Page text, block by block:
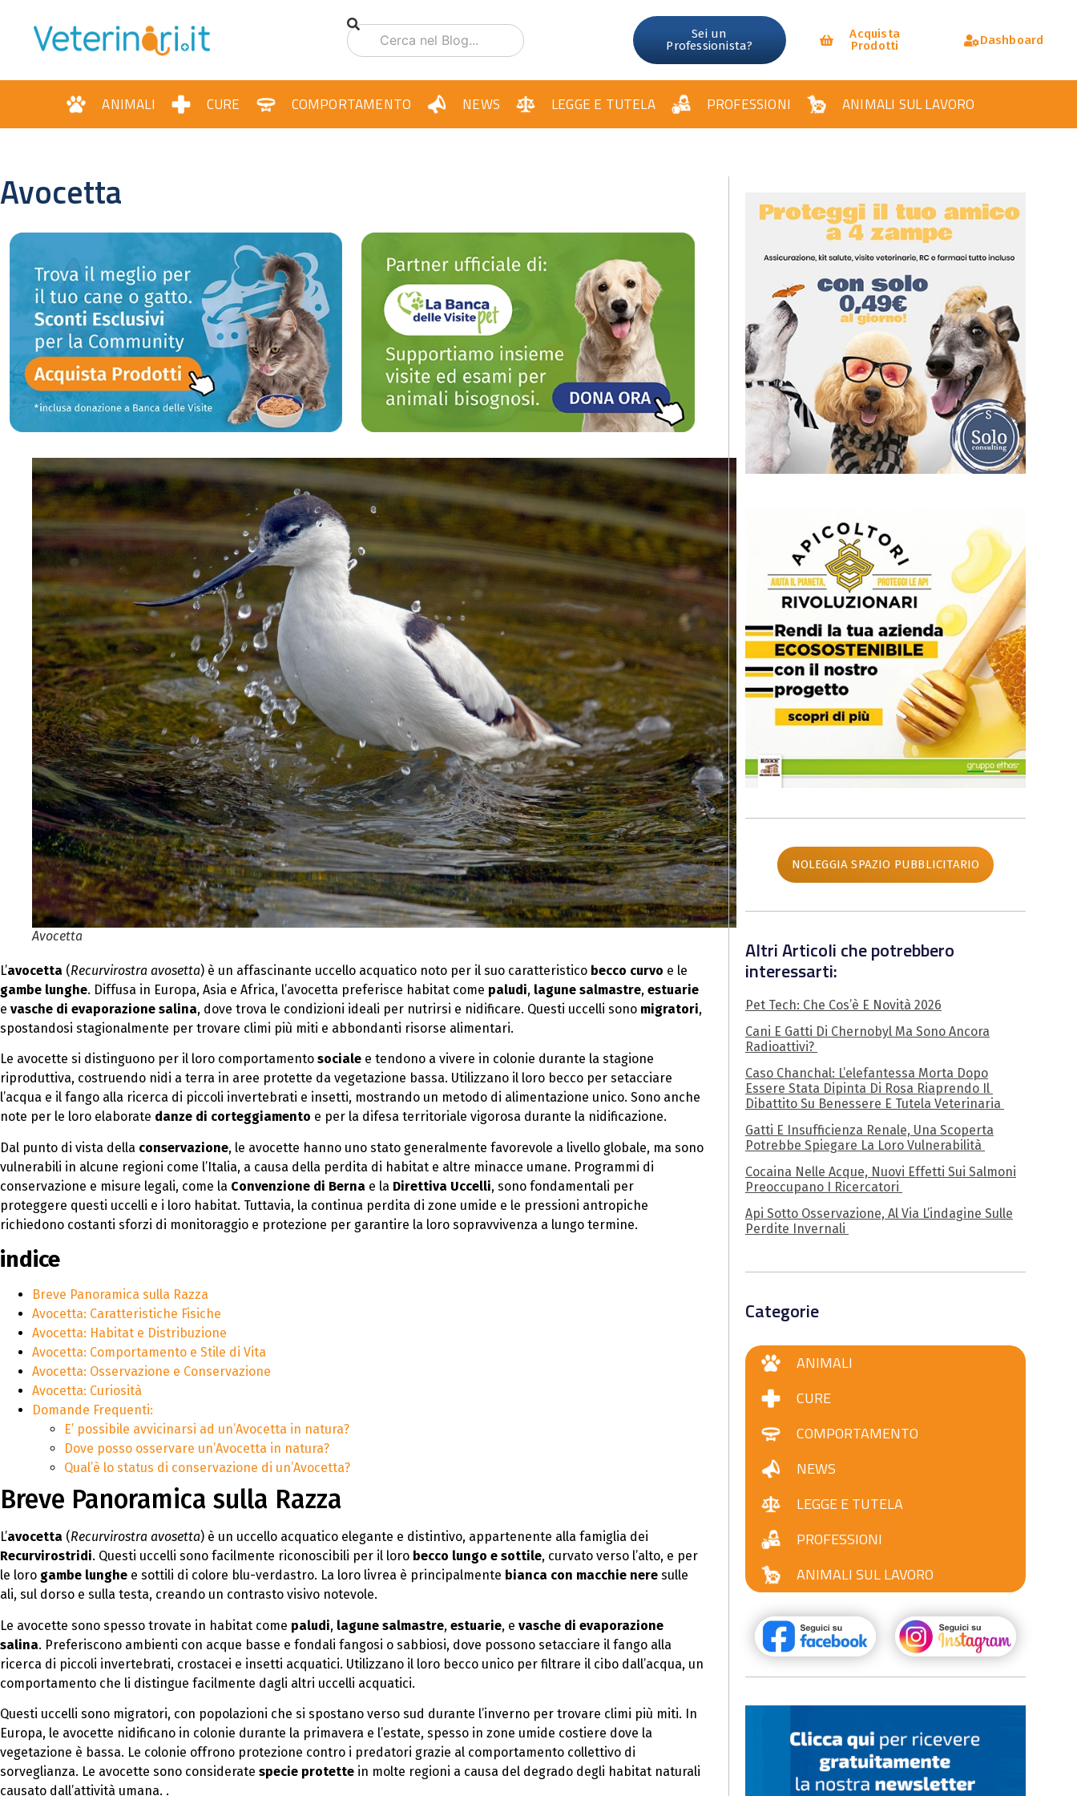
Sei un
Professionista?
Acquista
Prodotti
Dashboard
ANIMALI CURE COMPORTAMENTO NEWS LEGGE E TUTELA PROFESSIONI ANIMALI SUL LAVORO
Avocetta
Avocetta
L’avocetta (Recurvirostra avosetta) è un affascinante uccello acquatico noto per il suo caratteristico becco curvo e le
gambe lunghe. Diffusa in Europa, Asia e Africa, l’avocetta preferisce habitat come paludi, lagune salmastre, estuarie
e vasche di evaporazione salina, dove trova le condizioni ideali per nutrirsi e nidificare. Questi uccelli sono migratori,
spostandosi stagionalmente per trovare climi più miti e abbondanti risorse alimentari.
Le avocette si distinguono per il loro comportamento sociale e tendono a vivere in colonie durante la stagione
riproduttiva, costruendo nidi a terra in aree protette da vegetazione bassa. Utilizzano il loro becco per setacciare
l’acqua e il fango alla ricerca di piccoli invertebrati e insetti, mostrando un metodo di alimentazione unico. Sono anche
note per le loro elaborate danze di corteggiamento e per la difesa territoriale vigorosa durante la nidificazione.
Dal punto di vista della conservazione, le avocette hanno uno stato generalmente favorevole a livello globale, ma sono
vulnerabili in alcune regioni come l’Italia, a causa della perdita di habitat e altre minacce umane. Programmi di
conservazione e misure legali, come la Convenzione di Berna e la Direttiva Uccelli, sono fondamentali per
proteggere questi uccelli e i loro habitat. Tuttavia, la continua perdita di zone umide e le pressioni antropiche
richiedono costanti sforzi di monitoraggio e protezione per garantire la loro sopravvivenza a lungo termine.
indice
Breve Panoramica sulla Razza
Avocetta: Caratteristiche Fisiche
Avocetta: Habitat e Distribuzione
Avocetta: Comportamento e Stile di Vita
Avocetta: Osservazione e Conservazione
Avocetta: Curiosità
Domande Frequenti:
E’ possibile avvicinarsi ad un’Avocetta in natura?
Dove posso osservare un’Avocetta in natura?
Qual’è lo status di conservazione di un’Avocetta?
Breve Panoramica sulla Razza
L’avocetta (Recurvirostra avosetta) è un uccello acquatico elegante e distintivo, appartenente alla famiglia dei
Recurvirostridi. Questi uccelli sono facilmente riconoscibili per il loro becco lungo e sottile, curvato verso l’alto, e per
le loro gambe lunghe e sottili di colore blu-verdastro. La loro livrea è principalmente bianca con macchie nere sulle
ali, sul dorso e sulla testa, creando un contrasto visivo notevole.
Le avocette sono spesso trovate in habitat come paludi, lagune salmastre, estuarie, e vasche di evaporazione
salina. Preferiscono ambienti con acque basse e fondali fangosi o sabbiosi, dove possono setacciare il fango alla
ricerca di piccoli invertebrati, crostacei e insetti acquatici. Utilizzano il loro becco unico per filtrare il cibo dall’acqua, un
comportamento che li distingue facilmente dagli altri uccelli acquatici.
Questi uccelli sono migratori, con popolazioni che si spostano verso sud durante l’inverno per trovare climi più miti. In
Europa, le avocette nidificano in colonie durante la primavera e l’estate, spesso in zone umide costiere dove la
vegetazione è bassa. Le colonie offrono protezione contro i predatori grazie al comportamento collettivo di
sorveglianza. Le avocette sono considerate specie protette in molte regioni a causa del degrado degli habitat naturali
causato dall’attività umana. .
NOLEGGIA SPAZIO PUBBLICITARIO
Altri Articoli che potrebbero
interessarti:
Pet Tech: Che Cos’è E Novità 2026
Cani E Gatti Di Chernobyl Ma Sono Ancora
Radioattivi?
Caso Chanchal: L’elefantessa Morta Dopo
Essere Stata Dipinta Di Rosa Riaprendo Il
Dibattito Su Benessere E Tutela Veterinaria
Gatti E Insufficienza Renale, Una Scoperta
Potrebbe Spiegare La Loro Vulnerabilità
Cocaina Nelle Acque, Nuovi Effetti Sui Salmoni
Preoccupano I Ricercatori
Api Sotto Osservazione, Al Via L’indagine Sulle
Perdite Invernali
Categorie
ANIMALI
CURE
COMPORTAMENTO
NEWS
LEGGE E TUTELA
PROFESSIONI
ANIMALI SUL LAVORO